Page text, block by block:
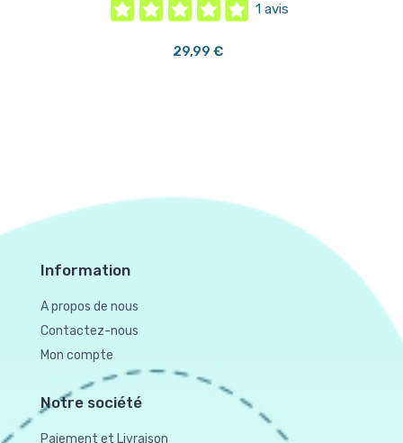
1 avis
29,99 €
Information
A propos de nous
Contactez-nous
Mon compte
Notre société
Paiement et Livraison